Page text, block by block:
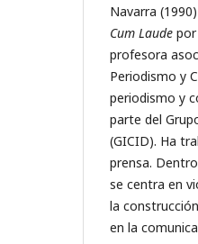
Navarra
Cum Laude
profesora
Periodismo y
periodismo y
parte del
(GICID). Ha
prensa.
se centra en
la
en la